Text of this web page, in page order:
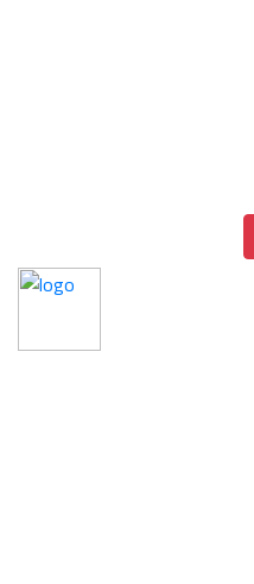
رغم شكاوى المواطنين-